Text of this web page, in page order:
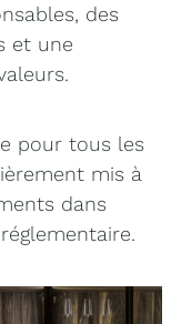
des
et une
pour tous les
mis à
dans